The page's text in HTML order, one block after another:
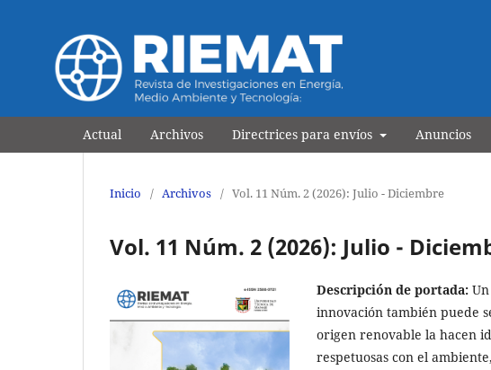
Revista de Investigaciones en Energía
Actual Archivos Directrices para envíos Anuncios
Inicio / Archivos / Vol. 11 Núm. 2 (2026): Julio - Diciembre
Vol. 11 Núm. 2 (2026): Julio -
Descripción de portada:
innovación también puede
origen renovable la hacen
respetuosas con el